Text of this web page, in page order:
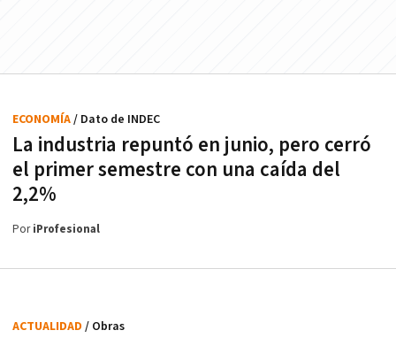
La industria repuntó en junio, pero cerró
el primer semestre con una caída del
2,2%
ECONOMÍA/ Dato de INDEC
PoriProfesional
ACTUALIDAD / Obras